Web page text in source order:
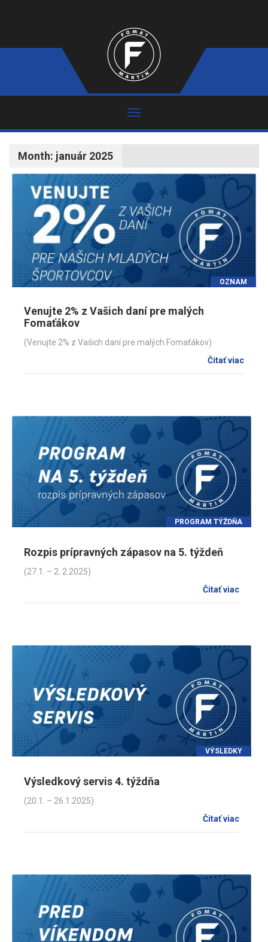
Month: január 2025
OZNAM
Venujte 2% z Vašich daní pre malých
Fomaťákov
(Venujte 2% z Vašich daní pre malých Fomaťákov)
Čitať viac
PROGRAM TÝŽDŇA
Rozpis prípravných zápasov na 5. týždeň
(27.1. – 2. 2.2025)
Čitať viac
VÝSLEDKY
Výsledkový servis 4. týždňa
(20.1. – 26.1.2025)
Čitať viac